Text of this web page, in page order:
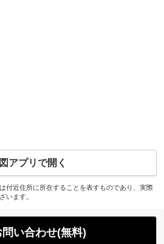
アプリで開く
付近住所に所在することを表すものであり、実際
います。
問い合わせ(無料)